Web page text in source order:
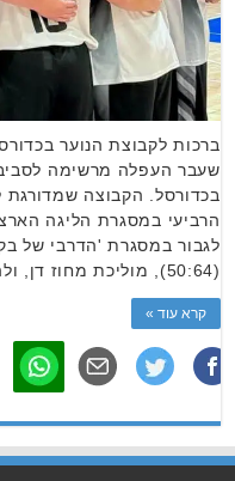
ברכות לקבוצת הנוער
שעבר העפלה מרשימה
בכדורסל. הקבוצה שמדורגת
הרביעי במסגרת הליגה
לגבור במסגרת 'הדרבי של
(50:64), מוליכת מחוז דן, ולהשאיר את …
קרא עוד »